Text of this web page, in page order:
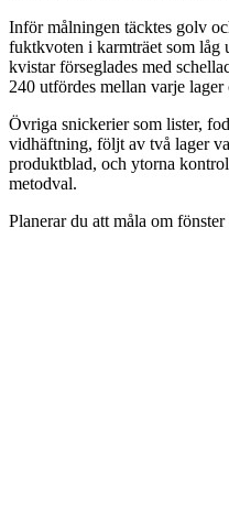
Inför målningen täcktes golv
fuktkvoten i karmträet som låg
kvistar förseglades med
240 utfördes mellan varje
Övriga snickerier som lister,
vidhäftning, följt av två lager
produktblad, och ytorna
metodval.
Planerar du att måla om